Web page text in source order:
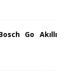
Go Akıllı